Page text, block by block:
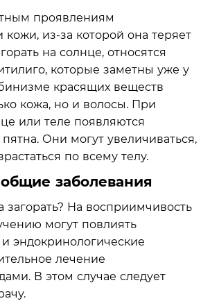
проявлениям
из-за которой она теряет
на солнце, относятся
которые заметны уже у
красящих веществ
кожа, но и волосы. При
или теле появляются
Они могут увеличиваться,
по всему телу.
заболевания
загорать? На восприимчивость
могут повлиять
эндокринологические
лечение
В этом случае следует